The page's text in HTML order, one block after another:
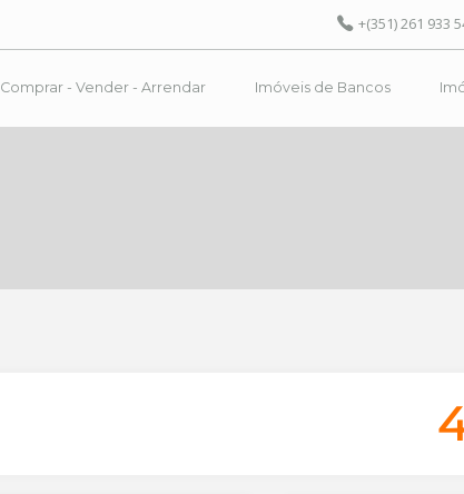
+(351) 261 933
Comprar - Vender - Arrendar Imóveis de Bancos